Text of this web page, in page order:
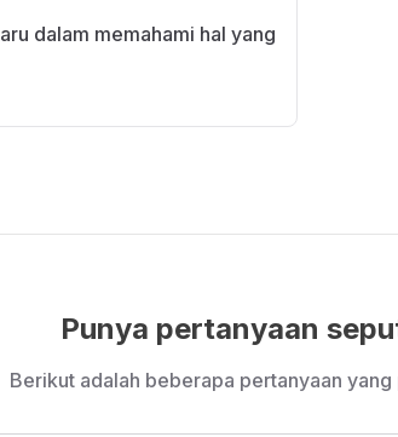
dalam memahami hal yang
Punya pertanyaan
Berikut adalah beberapa pertanyaan